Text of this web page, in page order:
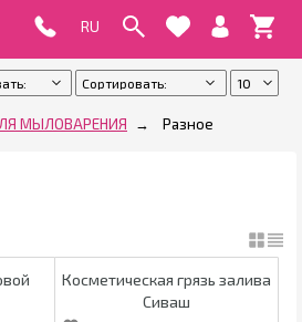
МЫЛОВАРЕНИЯ Разное
Косметическая грязь залива
Сиваш